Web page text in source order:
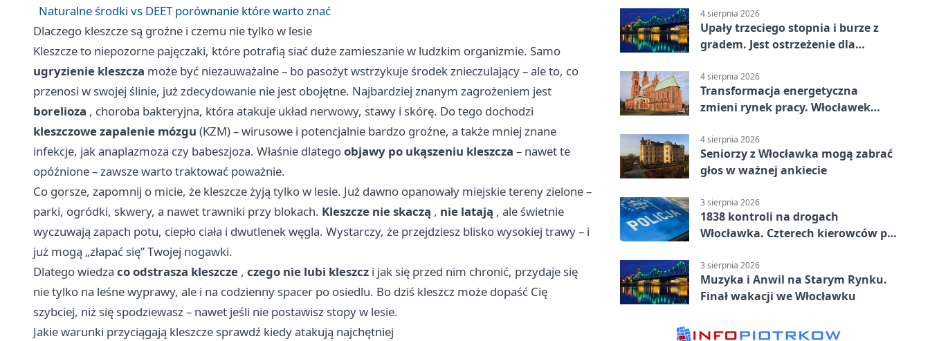
Naturalne środki vs DEET porównanie które warto znać
Dlaczego kleszcze są groźne i czemu nie tylko w lesie
Kleszcze to niepozorne pajęczaki, które potrafią siać duże zamieszanie w ludzkim organizmie. Samo
ugryzienie kleszcza może być niezauważalne – bo pasożyt wstrzykuje środek znieczulający – ale to, co
przenosi w swojej ślinie, już zdecydowanie nie jest obojętne. Najbardziej znanym zagrożeniem jest
borelioza , choroba bakteryjna, która atakuje układ nerwowy, stawy i skórę. Do tego dochodzi
kleszczowe zapalenie mózgu (KZM) – wirusowe i potencjalnie bardzo groźne, a także mniej znane
infekcje, jak anaplazmoza czy babeszjoza. Właśnie dlategoobjawy po ukąszeniu kleszcza – nawet te
opóźnione – zawsze warto traktować poważnie.
Co gorsze, zapomnij o micie, że kleszcze żyją tylko w lesie. Już dawno opanowały miejskie tereny zielone –
parki, ogródki, skwery, a nawet trawniki przy blokach. Kleszcze nie skaczą , nie latają , ale świetnie
wyczuwają zapach potu, ciepło ciała i dwutlenek węgla. Wystarczy, że przejdziesz blisko wysokiej trawy – i
już mogą „złapać się” Twojej nogawki.
Dlatego wiedza co odstrasza kleszcze , czego nie lubi kleszcz i jak się przed nim chronić, przydaje się
nie tylko na leśne wyprawy, ale i na codzienny spacer po osiedlu. Bo dziś kleszcz może dopaść Cię
szybciej, niż się spodziewasz – nawet jeśli nie postawisz stopy w lesie.
Jakie warunki przyciągają kleszcze sprawdź kiedy atakują najchętniej
4 sierpnia 2026
Upały trzeciego stopnia i burze z
gradem. Jest ostrzeżenie dla
4 sierpnia 2026
Transformacja energetyczna
zmieni rynek pracy. Włocławek
4 sierpnia 2026
Seniorzy z Włocławka mogą zabrać
głos w ważnej ankiecie
3 sierpnia 2026
1838 kontroli na drogach
Włocławka. Czterech kierowców po
3 sierpnia 2026
Muzyka i Anwil na Starym Rynku.
Finał wakacji we Włocławku